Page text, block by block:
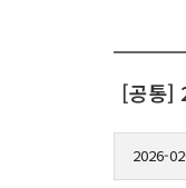
[공통]
2026-